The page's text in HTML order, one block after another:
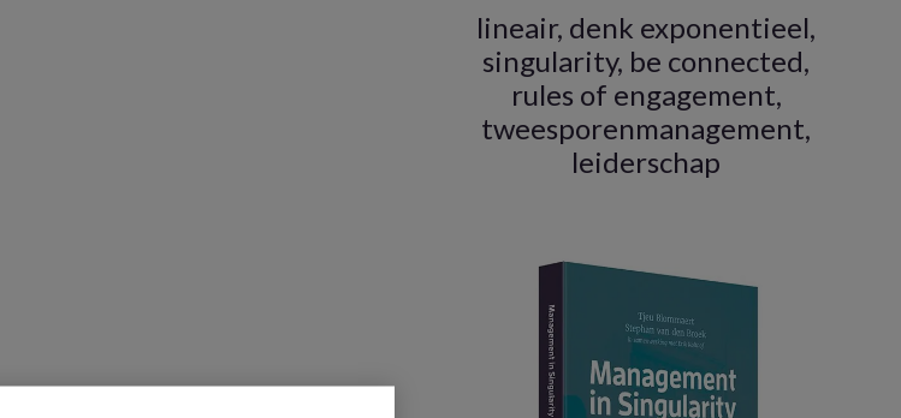
lineair, denk exponentieel,
singularity, be connected,
rules of engagement,
tweesporenmanagement,
leiderschap